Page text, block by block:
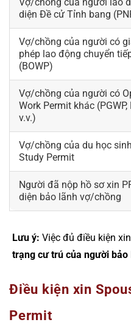
diện Đề cử Tỉnh bang
Vợ/chồng của người có
phép lao động chuyển
(BOWP)
Vợ/chồng của người có
Work Permit khác (PGWP,
v.v.)
Vợ/chồng của du học
Study Permit
Người đã nộp hồ sơ xin
diện bảo lãnh vợ/chồng
Lưu ý: Việc đủ điều kiện
trạng cư trú của người bảo
Điều kiện xin
Permit